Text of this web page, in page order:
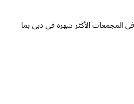
في المجمعات الأكثر شهرة في دبي بما